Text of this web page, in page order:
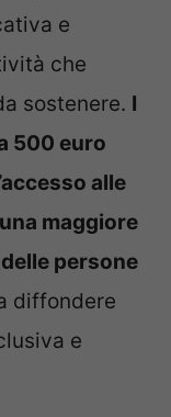
e
che
sostenere. I
500 euro
alle
maggiore
persone
diffondere
e